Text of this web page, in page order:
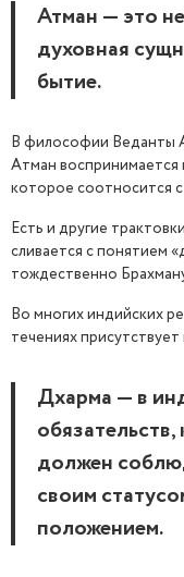
Атман — это
духовная
бытие.
В философии Веданты
Атман воспринимается
которое соотносится
Есть и другие
сливается с понятием
тождественно
Во многих индийских
течениях
Дхарма — в
должен
своим
положением.